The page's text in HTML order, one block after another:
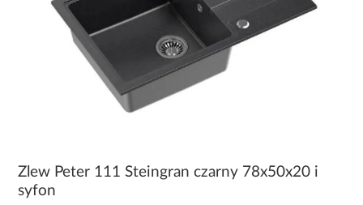
Zlew Peter 111 Steingran czarny 78x50x20 i
syfon